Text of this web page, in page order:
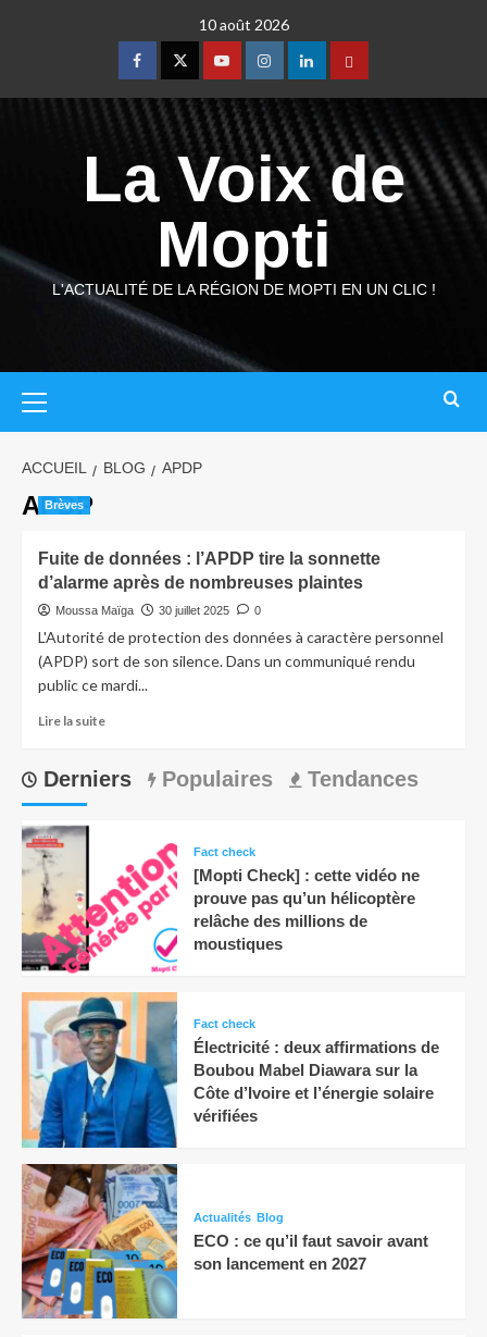
10 août 2026
La Voix de
Mopti
L'ACTUALITÉ DE LA RÉGION DE MOPTI EN UN CLIC !
ACCUEIL BLOG APDP
APDP
Brèves
Fuite de données : l’APDP tire la sonnette
d’alarme après de nombreuses plaintes
Moussa Maïga 30 juillet 2025 0
L'Autorité de protection des données à caractère personnel
(APDP) sort de son silence. Dans un communiqué rendu
public ce mardi...
Lire la suite
Derniers Populaires Tendances
Fact check
[Mopti Check] : cette vidéo ne
prouve pas qu’un hélicoptère
relâche des millions de
moustiques
Fact check
Électricité : deux affirmations de
Boubou Mabel Diawara sur la
Côte d’Ivoire et l’énergie solaire
vérifiées
Actualités Blog
ECO : ce qu’il faut savoir avant
son lancement en 2027